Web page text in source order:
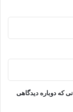
که دوباره دیدگاهی